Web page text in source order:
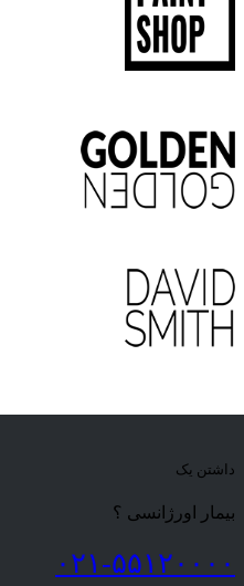
داشتن یک
بیمار اورژانسی ؟
۰۲۱-۵۵۱۲۰۰۰۰